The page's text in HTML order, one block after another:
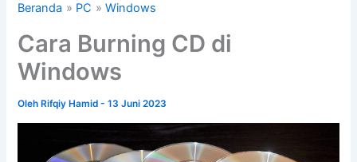
Beranda PC Windows
Cara Burning CD di
Windows
Oleh Rifqiy Hamid-13 Juni 2023